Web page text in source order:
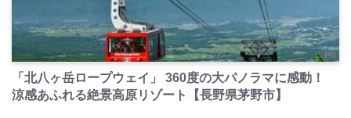
PR
「北八ヶ岳ロープウェイ」 360度の大パノラマに感動！
涼感あふれる絶景高原リゾート【長野県茅野市】